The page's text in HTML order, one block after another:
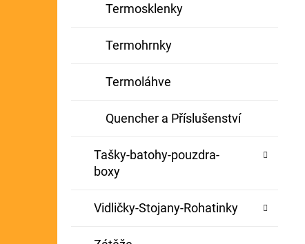
Termosklenky
Termohrnky
Termoláhve
Quencher a Příslušenství
Tašky-batohy-pouzdra-
boxy
Vidličky-Stojany-Rohatinky